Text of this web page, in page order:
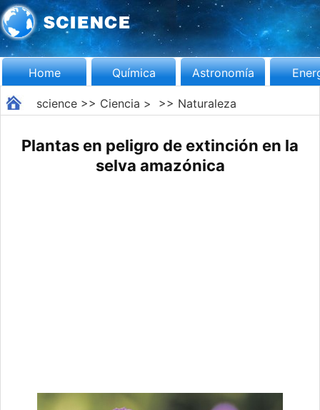
Home Química Astronomía
science>> Ciencia > >> Naturaleza
Plantas en peligro de extinción en la
selva amazónica